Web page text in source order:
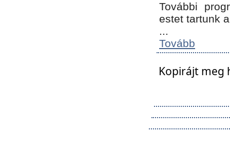
További
estet tartunk
...
Tovább
Kopirájt meg